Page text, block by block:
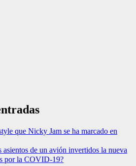
que Nicky Jam se ha marcado en
asientos de un avión invertidos la nueva
por la COVID-19?